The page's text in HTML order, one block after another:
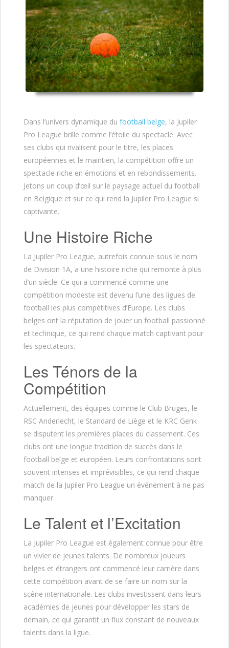
Dans l’univers dynamique du football belge, la Jupiler
Pro League brille comme l’étoile du spectacle. Avec
ses clubs qui rivalisent pour le titre, les places
européennes et le maintien, la compétition offre un
spectacle riche en émotions et en rebondissements.
Jetons un coup d’œil sur le paysage actuel du football
en Belgique et sur ce qui rend la Jupiler Pro League si
captivante.
Une Histoire Riche
La Jupiler Pro League, autrefois connue sous le nom
de Division 1A, a une histoire riche qui remonte à plus
d’un siècle. Ce qui a commencé comme une
compétition modeste est devenu l’une des ligues de
football les plus compétitives d’Europe. Les clubs
belges ont la réputation de jouer un football passionné
et technique, ce qui rend chaque match captivant pour
les spectateurs.
Les Ténors de la
Compétition
Actuellement, des équipes comme le Club Bruges, le
RSC Anderlecht, le Standard de Liège et le KRC Genk
se disputent les premières places du classement. Ces
clubs ont une longue tradition de succès dans le
football belge et européen. Leurs confrontations sont
souvent intenses et imprévisibles, ce qui rend chaque
match de la Jupiler Pro League un événement à ne pas
manquer.
Le Talent et l’Excitation
La Jupiler Pro League est également connue pour être
un vivier de jeunes talents. De nombreux joueurs
belges et étrangers ont commencé leur carrière dans
cette compétition avant de se faire un nom sur la
scène internationale. Les clubs investissent dans leurs
académies de jeunes pour développer les stars de
demain, ce qui garantit un flux constant de nouveaux
talents dans la ligue.